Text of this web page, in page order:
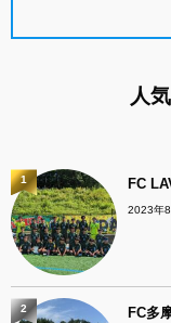
人
FC
2023年
1
FC多
2